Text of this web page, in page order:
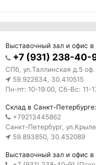
Выставочный зал и офис в
+7 (931) 238-40-
СПб, ул.Таллинская д.5
59.922634, 30.410515
Пн-пт: 10-19:00, Сб-Вс: 11-
Склад в Санкт-Петербурге:
+79213445862
Санкт-Петербург,
59.893850, 30.452089
Выставочный зал и офис в